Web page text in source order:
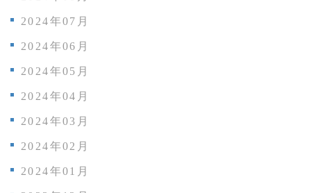
2024年07月
2024年06月
2024年05月
2024年04月
2024年03月
2024年02月
2024年01月